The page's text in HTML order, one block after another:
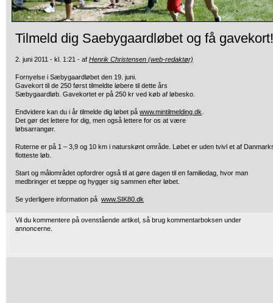
Tilmeld dig Saebygaardløbet og få gavekort!
2. juni 2011 - kl. 1:21 - af Henrik Christensen (web-redaktør)
Fornyelse i Sæbygaardløbet den 19. juni.
Gavekort til de 250 først tilmeldte løbere til dette års
Sæbygaardløb. Gavekortet er på 250 kr ved køb af løbesko.
Endvidere kan du i år tilmelde dig løbet på www.mintilmelding.dk
Det gør det lettere for dig, men også lettere for os at være
løbsarrangør.
Ruterne er på 1 – 3,9 og 10 km i naturskønt område. Løbet er uden tvivl et af
flotteste løb.
Start og målområdet opfordrer også til at gøre dagen til en familiedag, hvor man
medbringer et tæppe og hygger sig sammen efter løbet.
Se yderligere information på www.SIK80.dk
Vil du kommentere på ovenstående artikel, så brug kommentarboksen under
annoncerne.